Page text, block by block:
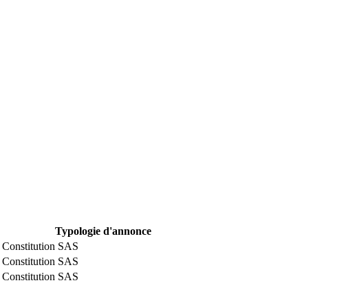
Typologie d'annonce
Constitution SAS
Constitution SAS
Constitution SAS